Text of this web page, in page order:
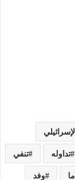
الإسرائيلي
تداوله تنفي
ما وفد